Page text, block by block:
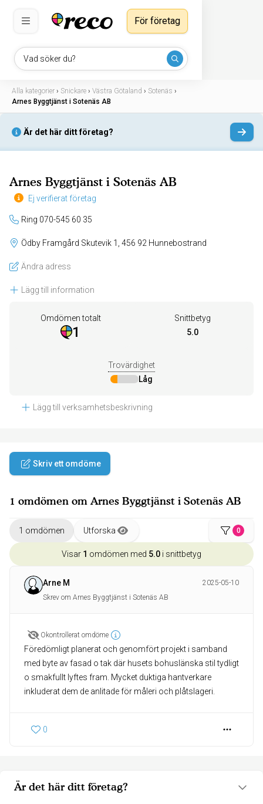
Vad söker du?
För företag
Alla kategorier › Snickare › Västra Götaland › Sotenäs ›
Arnes Byggtjänst i Sotenäs AB
Är det här ditt företag?
Arnes Byggtjänst i Sotenäs AB
Ej verifierat företag
Ring 070-545 60 35
Ödby Framgård Skutevik 1, 456 92 Hunnebostrand
Ändra adress
Lägg till information
Omdömen totalt
1
Snittbetyg
5.0
Trovärdighet
Låg
Lägg till verksamhetsbeskrivning
Är det här ditt företag?
Skriv ett omdöme
1 omdömen om Arnes Byggtjänst i Sotenäs AB
1 omdömen Utforska 0
Visar 1 omdömen med 5.0 i snittbetyg
Arne M
2025-05-10
Skrev om Arnes Byggtjänst i Sotenäs AB
Okontrollerat omdöme
Föredömligt planerat och genomfört projekt i samband
med byte av fasad o tak där husets bohuslänska stil tydligt
o smakfullt lyftes fram. Mycket duktiga hantverkare
inkluderat dem de anlitade för måleri och plåtslageri.
0